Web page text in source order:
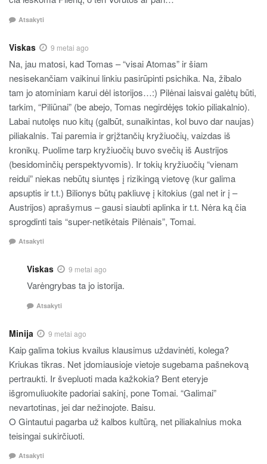
Atsakyti
Viskas 9 metai ago
Na, jau matosi, kad Tomas – “visai Atomas” ir šiam
nesisekančiam vaikinui linkiu pasirūpinti psichika. Na, žibalo
tam jo atominiam karui dėl istorijos…:) Pilėnai laisvai galėtų būti,
tarkim, “Piliūnai” (be abejo, Tomas negirdėjęs tokio piliakalnio).
Labai nutolęs nuo kitų (galbūt, sunaikintas, kol buvo dar naujas)
piliakalnis. Tai paremia ir grįžtančių kryžiuočių, vaizdas iš
kronikų. Puolime tarp kryžiuočių buvo svečių iš Austrijos
(besidominčių perspektyvomis). Ir tokių kryžiuočių “vienam
reidui” niekas nebūtų siuntęs į rizikingą vietovę (kur galima
apsuptis ir t.t.) Bilionys būtų pakliuvę į kitokius (gal net ir į –
Austrijos) aprašymus – gausi siaubti aplinka ir t.t. Nėra ką čia
sprogdinti tais “super-netikėtais Pilėnais”, Tomai.
Atsakyti
Viskas 9 metai ago
Varėngrybas ta jo istorija.
Atsakyti
Minija 9 metai ago
Kaip galima tokius kvailus klausimus uždavinėti, kolega?
Kriukas tikras. Net įdomiausioje vietoje sugebama pašnekovą
pertraukti. Ir švepluoti mada kažkokia? Bent eteryje
išgromuliuokite padoriai sakinį, pone Tomai. “Galimai”
nevartotinas, jei dar nežinojote. Baisu.
O Gintautui pagarba už kalbos kultūrą, net piliakalnius moka
teisingai sukirčiuoti.
Atsakyti